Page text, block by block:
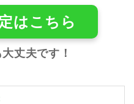
はこちら
丈夫です！